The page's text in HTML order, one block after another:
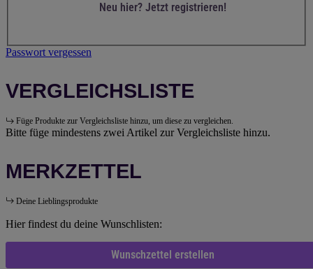
Neu hier? Jetzt registrieren!
Passwort vergessen
VERGLEICHSLISTE
Füge Produkte zur Vergleichsliste hinzu, um diese zu vergleichen.
Bitte füge mindestens zwei Artikel zur Vergleichsliste hinzu.
MERKZETTEL
Deine Lieblingsprodukte
Hier findest du deine Wunschlisten:
Wunschzettel erstellen